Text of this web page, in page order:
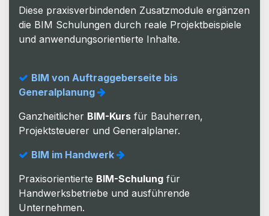
Diese praxisverbindenden Zusatzmodule ergänzen
die BIM Schulungen durch reale Projektbeispiele
und anwendungsorientierte Inhalte.
BIM von Auftraggeberseite bis
Generalplanung
Ganzheitlicher BIM-Kurs für Bauherren,
Projektsteuerer und Generalplaner.
BIM im Handwerk
Praxisorientierte BIM-Schulung für
Handwerksbetriebe und ausführende
Unternehmen.